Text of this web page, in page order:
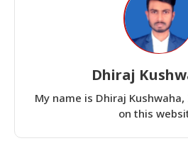
Dhiraj
My name is Dhiraj
on this